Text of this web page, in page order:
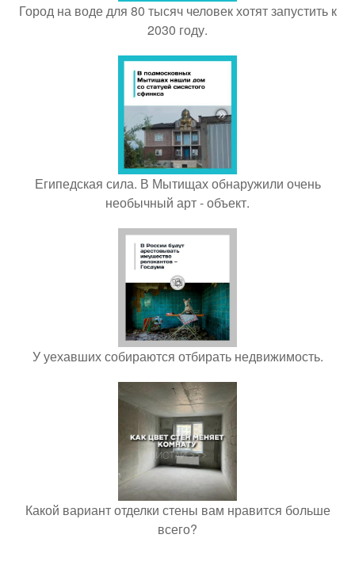
Город на воде для 80 тысяч человек хотят запустить к
2030 году.
Египедская сила. В Мытищах обнаружили очень
необычный арт - объект.
У уехавших собираются отбирать недвижимость.
Какой вариант отделки стены вам нравится больше
всего?